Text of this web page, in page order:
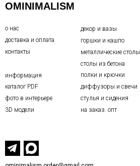
OMINIMALISM
декор и вазы
полки и крючки
о нас
каталог PDF
горшки и кашпо
диффузоры и свечи
доставка и оплата
металлические столы
стулья и сидения
контакты
фото в интерьере
столы из бетона
на заказ. опт
информация
3D модели